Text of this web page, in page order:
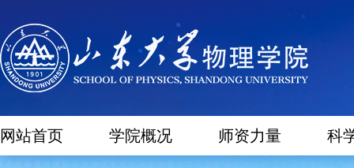
网站首页 学院概况 师资力量 科